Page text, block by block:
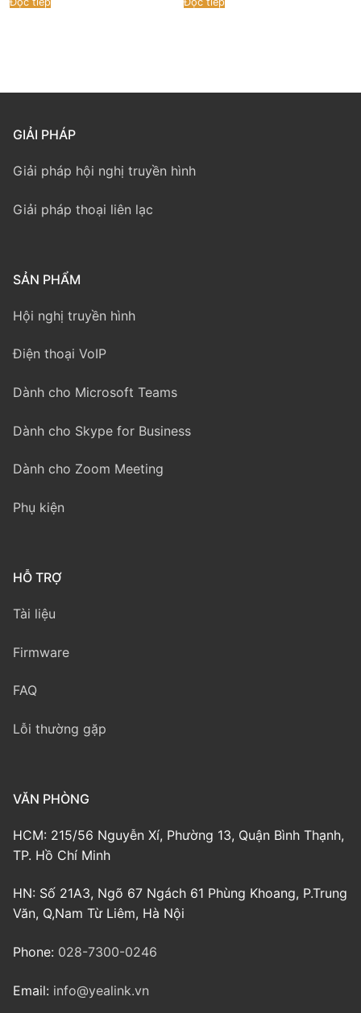
GIẢI PHÁP
Giải pháp hội nghị truyền hình
Giải pháp thoại liên lạc
SẢN PHẨM
Hội nghị truyền hình
Điện thoại VoIP
Dành cho Microsoft Teams
Dành cho Skype for Business
Dành cho Zoom Meeting
Phụ kiện
HỖ TRỢ
Tài liệu
Firmware
FAQ
Lỗi thường gặp
VĂN PHÒNG
HCM: 215/56 Nguyễn Xí, Phường 13, Quận Bình Thạnh,
TP. Hồ Chí Minh
HN: Số 21A3, Ngõ 67 Ngách 61 Phùng Khoang, P.Trung
Văn, Q,Nam Từ Liêm, Hà Nội
Phone: 028-7300-0246
Email: info@yealink.vn